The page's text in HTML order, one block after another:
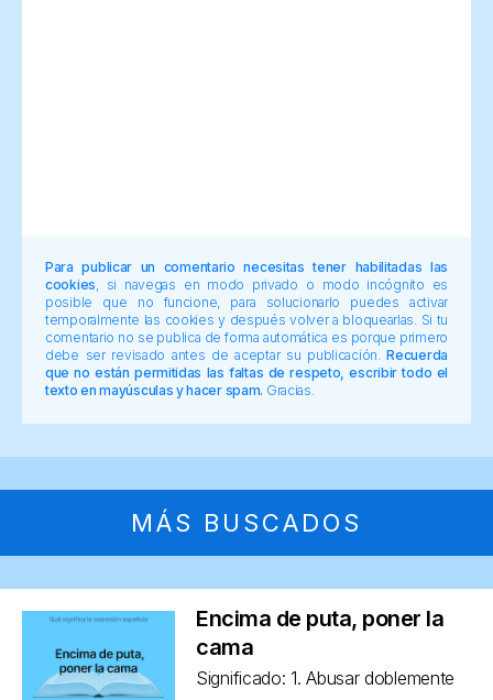
Para publicar un comentario necesitas tener habilitadas las
cookies , si navegas en modo privado o modo incógnito es
posible que no funcione, para solucionarlo puedes activar
temporalmente las cookies y después volver a bloquearlas. Si tu
comentario no se publica de forma automática es porque primero
debe ser revisado antes de aceptar su publicación.Recuerda
que no están permitidas las faltas de respeto, escribir todo el
texto en mayúsculas y hacer spam. Gracias.
MÁS BUSCADOS
Encima de puta, poner la
cama
Significado: 1. Abusar doblemente